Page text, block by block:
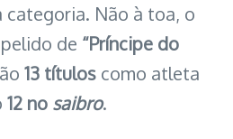
Não à toa, o
de “Príncipe do
13 títulos como atleta
12 no saibro.